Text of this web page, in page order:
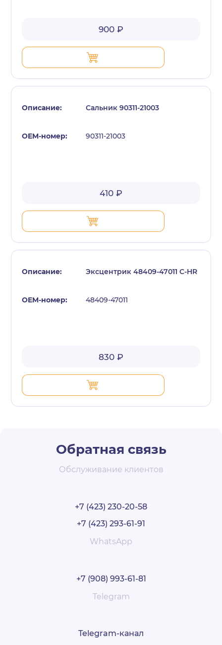
900 ₽
Сальник 90311-21003
90311-21003
410 ₽
Эксцентрик 48409-47011 C-HR
48409-47011
830 ₽
Обратная связь
Обслуживание клиентов
+7 (423) 230-20-58
+7 (423) 293-61-91
WhatsApp
+7 (908) 993-61-81
Telegram
Telegram-канал